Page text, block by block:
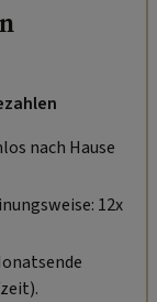
nach Hause
12x